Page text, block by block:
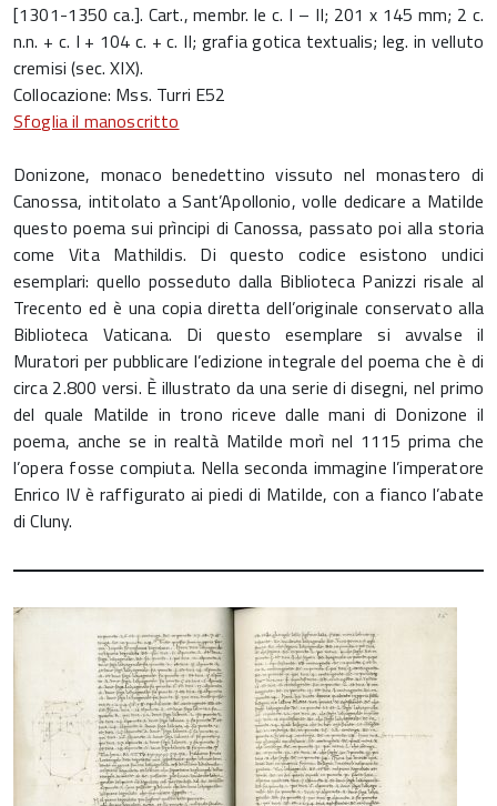
[1301-1350 ca.]. Cart., membr. le c. I – II; 201 x 145 mm; 2 c.
n.n. + c. I + 104 c. + c. II; grafia gotica textualis; leg. in velluto
cremisi (sec. XIX).
Collocazione: Mss. Turri E52
Sfoglia il manoscritto
Donizone, monaco benedettino vissuto nel monastero di
Canossa, intitolato a Sant’Apollonio, volle dedicare a Matilde
questo poema sui prìncipi di Canossa, passato poi alla storia
come Vita Mathildis. Di questo codice esistono undici
esemplari: quello posseduto dalla Biblioteca Panizzi risale al
Trecento ed è una copia diretta dell’originale conservato alla
Biblioteca Vaticana. Di questo esemplare si avvalse il
Muratori per pubblicare l’edizione integrale del poema che è di
circa 2.800 versi. È illustrato da una serie di disegni, nel primo
del quale Matilde in trono riceve dalle mani di Donizone il
poema, anche se in realtà Matilde morì nel 1115 prima che
l’opera fosse compiuta. Nella seconda immagine l’imperatore
Enrico IV è raffigurato ai piedi di Matilde, con a fianco l’abate
di Cluny.